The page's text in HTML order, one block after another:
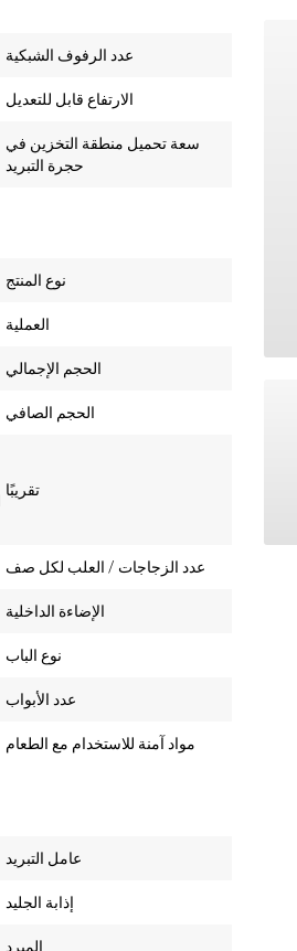
عدد الرفوف الشبكية
الارتفاع قابل للتعديل
سعة تحميل منطقة التخزين في
حجرة التبريد
نوع المنتج
العملية
الحجم الإجمالي
الحجم الصافي
تقريبًا
عدد الزجاجات / العلب لكل صف
الإضاءة الداخلية
نوع الباب
عدد الأبواب
مواد آمنة للاستخدام مع الطعام
عامل التبريد
إذابة الجليد
المبرد